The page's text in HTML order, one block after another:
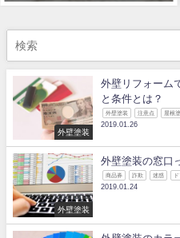
外壁塗装
外壁リフォーム
と条件とは？
外壁塗装 注意点 屋根
2019.01.26
外壁塗装
外壁塗装の窓口
商品券 詐欺 迷惑
2019.01.24